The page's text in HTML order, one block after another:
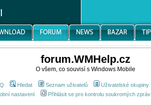
forum.WMHelp.cz
O všem, co souvisí s Windows Mobile
Hledat Seznam uživatelů Uživatelské skupiny
nastavení
Přihlásit se pro kontrolu soukromých zpráv